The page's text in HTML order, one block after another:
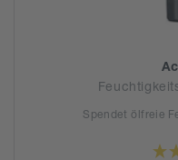
Spendet ölfreie